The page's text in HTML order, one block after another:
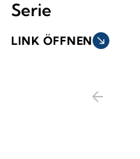
Serie
LINK ÖFFNEN south_east
arrow_back